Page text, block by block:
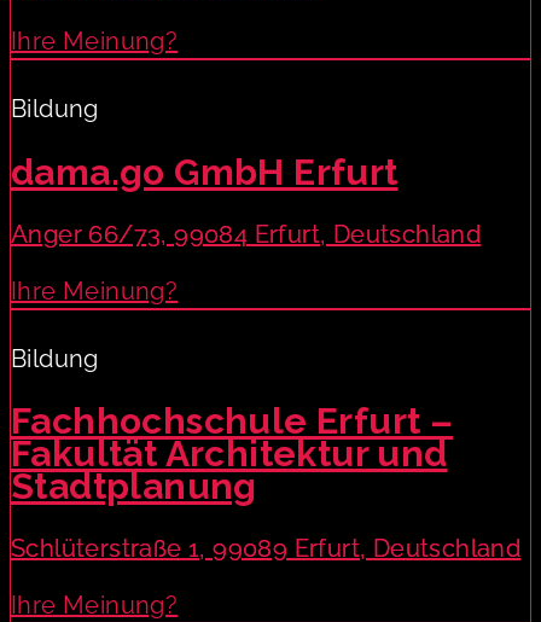
Ihre Meinung?
Bildung
dama.go GmbH Erfurt
Anger 66/73, 99084 Erfurt, Deutschland
Ihre Meinung?
Bildung
Fachhochschule Erfurt –
Fakultät Architektur und
Stadtplanung
Schlüterstraße 1, 99089 Erfurt, Deutschland
Ihre Meinung?